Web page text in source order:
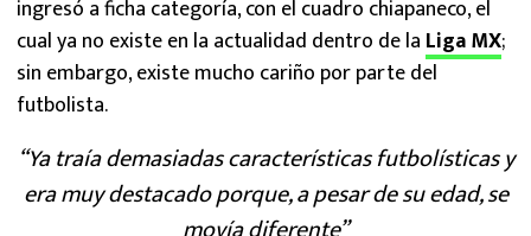
ingresó a ficha categoría, con el cuadro chiapaneco, el
cual ya no existe en la actualidad dentro de la Liga MX;
sin embargo, existe mucho cariño por parte del
futbolista.
“Ya traía demasiadas características futbolísticas y
era muy destacado porque, a pesar de su edad, se